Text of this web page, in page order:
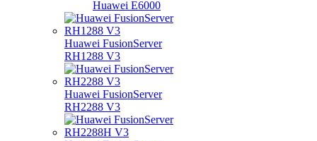
Huawei E6000
Huawei FusionServer
RH1288 V3
Huawei FusionServer
RH2288 V3